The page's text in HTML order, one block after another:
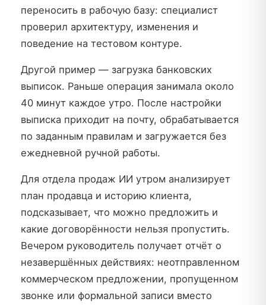
переносить в рабочую базу: специалист
проверил архитектуру, изменения и
поведение на тестовом контуре.
Другой пример — загрузка банковских
выписок. Раньше операция занимала около
40 минут каждое утро. После настройки
выписка приходит на почту, обрабатывается
по заданным правилам и загружается без
ежедневной ручной работы.
Для отдела продаж ИИ утром анализирует
план продавца и историю клиента,
подсказывает, что можно предложить и
какие договорённости нельзя пропустить.
Вечером руководитель получает отчёт о
незавершённых действиях: неотправленном
коммерческом предложении, пропущенном
звонке или формальной записи вместо